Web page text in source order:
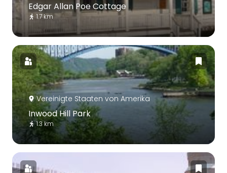
Edgar Allan Poe Cottage
1.7 km
Vereinigte Staaten von Amerika
Inwood Hill Park
1.3 km